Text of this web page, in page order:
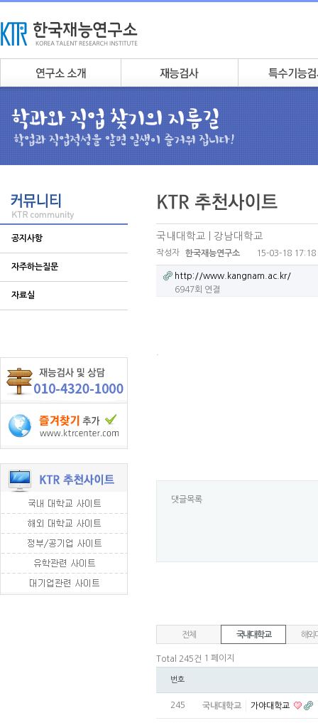
공지사항
자주하는질문
자료실
국내대학교 | 강남대학교
작성자 한국재능연구소 15-03-18 17:18
http://www.kangnam.ac.kr/
6947회 연결
댓글목록
전체 국내대학교 해외
Total 245건 1 페이지
번호
245 국내대학교 가야대학교